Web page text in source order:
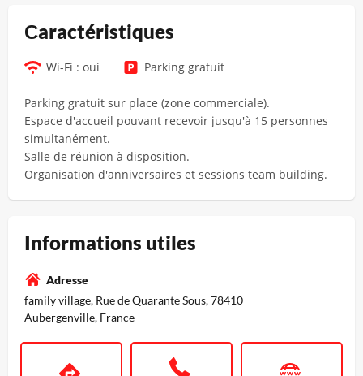
Сaractéristiques
Wi-Fi : oui Parking gratuit
Parking gratuit sur place (zone commerciale).
Espace d'accueil pouvant recevoir jusqu'à 15 personnes
simultanément.
Salle de réunion à disposition.
Organisation d'anniversaires et sessions team building.
Informations utiles
Adresse
family village, Rue de Quarante Sous, 78410
Aubergenville, France